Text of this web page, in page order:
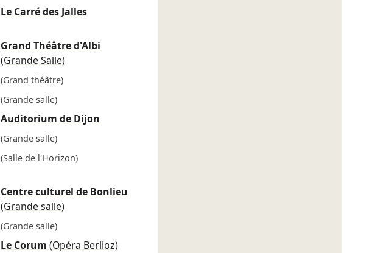
Le Carré des Jalles
Grand Théâtre d'Albi
(Grande Salle)
(Grand théâtre)
(Grande salle)
Auditorium de Dijon
(Grande salle)
(Salle de l'Horizon)
Centre culturel de Bonlieu
(Grande salle)
(Grande salle)
Le Corum (Opéra Berlioz)